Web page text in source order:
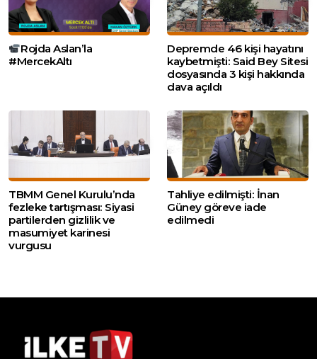
Rojda Aslan’la
#MercekAltı
Depremde 46 kişi hayatını
kaybetmişti: Said Bey Sitesi
dosyasında 3 kişi hakkında
dava açıldı
TBMM Genel Kurulu’nda
fezleke tartışması: Siyasi
partilerden gizlilik ve
masumiyet karinesi
vurgusu
Tahliye edilmişti: İnan
Güney göreve iade
edilmedi